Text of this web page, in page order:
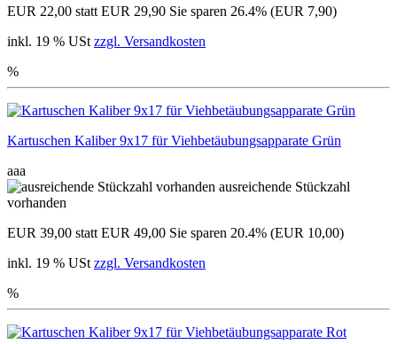
EUR 22,00 statt EUR 29,90 Sie sparen 26.4% (EUR 7,90)
inkl. 19 % USt zzgl. Versandkosten
%
Kartuschen Kaliber 9x17 für Viehbetäubungsapparate Grün
aaa
ausreichende Stückzahl
vorhanden
EUR 39,00 statt EUR 49,00 Sie sparen 20.4% (EUR 10,00)
inkl. 19 % USt zzgl. Versandkosten
%